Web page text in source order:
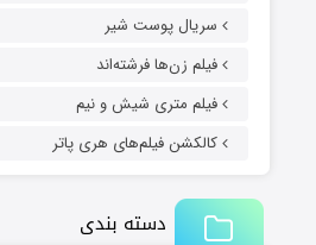
سریال پوست شیر
فیلم زن‌ها فرشته‌اند
فیلم متری شیش و نیم
کالکشن فیلم‌های هری پاتر
دسته بندی